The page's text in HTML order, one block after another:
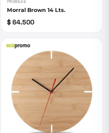
PRO8634
Morral Brown 14 Lts.
$ 64.500